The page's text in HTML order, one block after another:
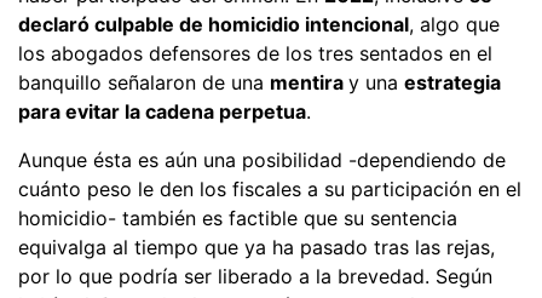
declaró culpable de homicidio intencional, algo que
los abogados defensores de los tres sentados en el
banquillo señalaron de una mentira y una estrategia
para evitar la cadena perpetua.
Aunque ésta es aún una posibilidad -dependiendo de
cuánto peso le den los fiscales a su participación en el
homicidio- también es factible que su sentencia
equivalga al tiempo que ya ha pasado tras las rejas,
por lo que podría ser liberado a la brevedad. Según